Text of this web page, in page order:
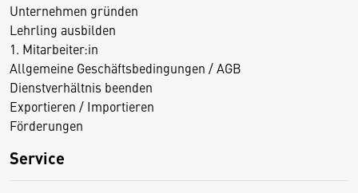
Unternehmen gründen
Lehrling ausbilden
1. Mitarbeiter:in
Allgemeine Geschäftsbedingungen / AGB
Dienstverhältnis beenden
Exportieren / Importieren
Förderungen
Service